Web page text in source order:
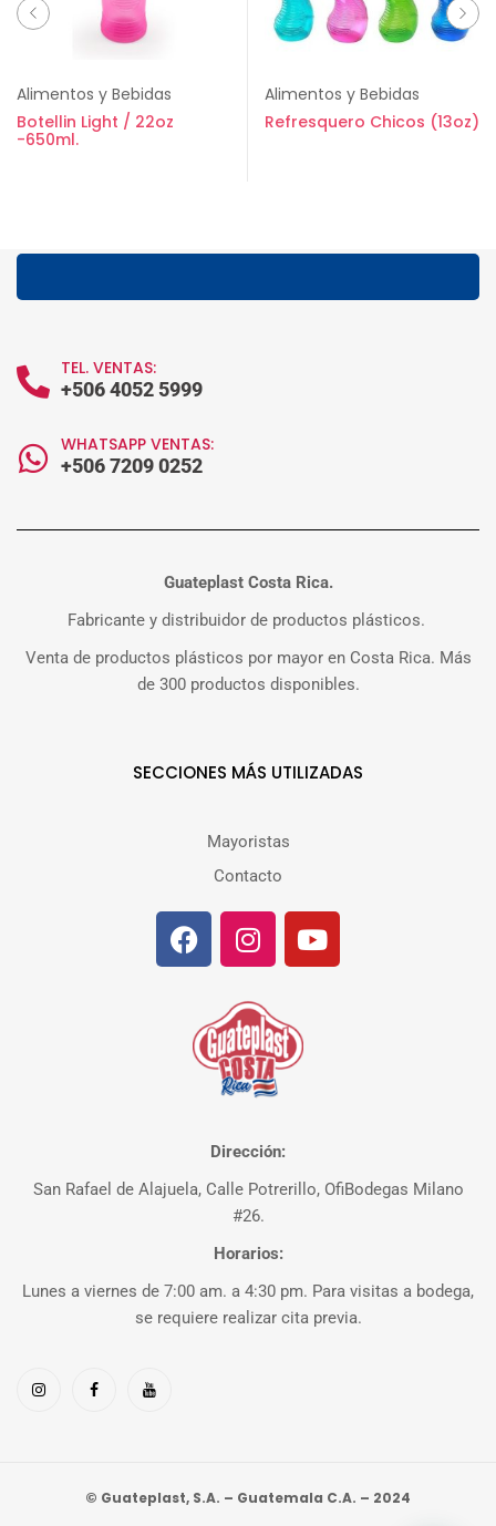
Alimentos y Bebidas
Botellin Light / 22oz
-650ml.
Alimentos y Bebidas
Refresquero Chicos (13oz)
TEL. VENTAS:
+506 4052 5999
WHATSAPP VENTAS:
+506 7209 0252
Guateplast Costa Rica.
Fabricante y distribuidor de productos plásticos.
Venta de productos plásticos por mayor en Costa Rica. Más
de 300 productos disponibles.
SECCIONES MÁS UTILIZADAS
Mayoristas
Contacto
Dirección:
San Rafael de Alajuela, Calle Potrerillo, OfiBodegas Milano
#26.
Horarios:
Lunes a viernes de 7:00 am. a 4:30 pm. Para visitas a bodega,
se requiere realizar cita previa.
© Guateplast, S.A. – Guatemala C.A. – 2024